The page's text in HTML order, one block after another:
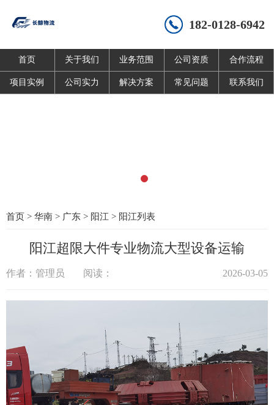
182-0128-6942
首页 关于我们 业务范围 公司资质 合作流程
项目实例 公司实力 解决方案 常见问题 联系我们
首页 > 华南 > 广东 > 阳江 > 阳江列表
阳江超限大件专业物流大型设备运输
作者：管理员 阅读： 2026-03-05